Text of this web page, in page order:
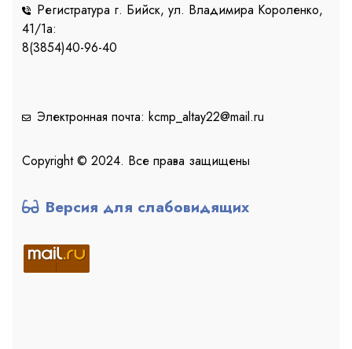
Регистратура г. Бийск, ул. Владимира Короленко,
41/1a:
8(3854)40-96-40
Электронная почта: kcmp_altay22@mail.ru
Copyright © 2024. Все права защищены
Версия для слабовидящих